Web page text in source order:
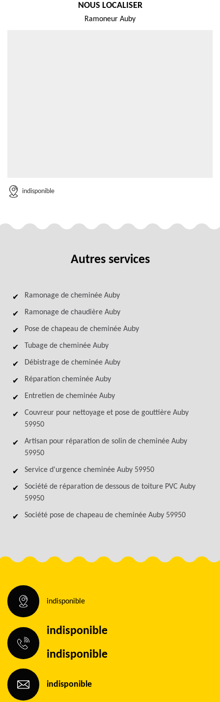
NOUS LOCALISER
Ramoneur Auby
indisponible
Autres services
Ramonage de cheminée Auby
Ramonage de chaudière Auby
Pose de chapeau de cheminée Auby
Tubage de cheminée Auby
Débistrage de cheminée Auby
Réparation cheminée Auby
Entretien de cheminée Auby
Couvreur pour nettoyage et pose de gouttière Auby
59950
Artisan pour réparation de solin de cheminée Auby
59950
Service d'urgence cheminée Auby 59950
Société de réparation de dessous de toiture PVC Auby
59950
Société pose de chapeau de cheminée Auby 59950
indisponible
indisponible
indisponible
indisponible